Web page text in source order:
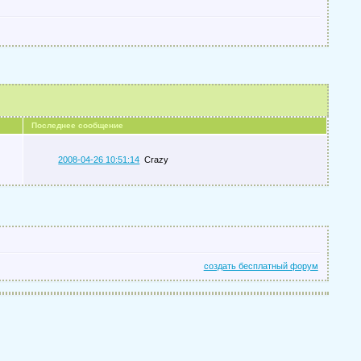
Последнее сообщение
2008-04-26 10:51:14 Crazy
создать бесплатный форум